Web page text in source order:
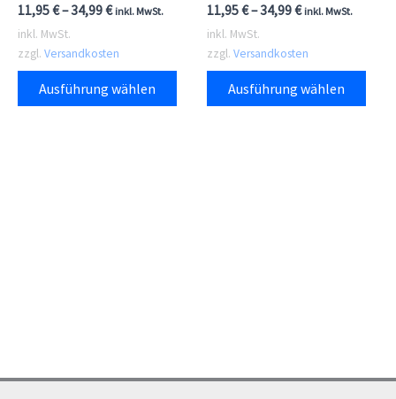
11,95€–34,99€ inkl. MwSt.
inkl. MwSt.
zzgl. Versandkosten
Ausführung wählen
Dieses
Produkt
11,95€–34,99€ inkl. MwSt.
inkl. MwSt.
zzgl. Versandkosten
Ausführung wählen